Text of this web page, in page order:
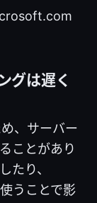
グは遅く
、サーバー
ことがあり
たり、
うことで影